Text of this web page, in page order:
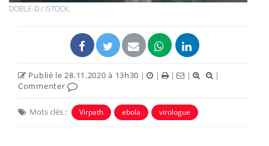
DOBLE-D / ISTOCK.
Publié le 28.11.2020 à 13h30 | | | |
|
Commenter
Mots clés : Virpath ebola virologue